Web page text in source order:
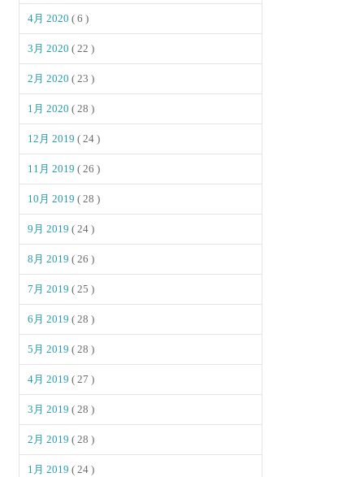
4月 2020( 6 )
3月 2020( 22 )
2月 2020( 23 )
1月 2020( 28 )
12月 2019( 24 )
11月 2019( 26 )
10月 2019( 28 )
9月 2019( 24 )
8月 2019( 26 )
7月 2019( 25 )
6月 2019( 28 )
5月 2019( 28 )
4月 2019( 27 )
3月 2019( 28 )
2月 2019( 28 )
1月 2019( 24 )